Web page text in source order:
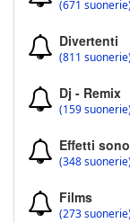
(671
Divertenti
(811
Dj - Remix
(159
Effetti
(348
Films
(273